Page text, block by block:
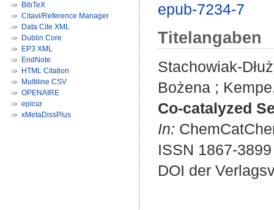
BibTeX
Citavi/Reference Manager
Data Cite XML
Dublin Core
EP3 XML
EndNote
HTML Citation
Multiline CSV
OPENAIRE
epicur
xMetaDissPlus
epub-7234-7
Titelangaben
Stachowiak-
Bożena ;
Co-catalyzed
In:
ISSN 1867-3899
DOI der